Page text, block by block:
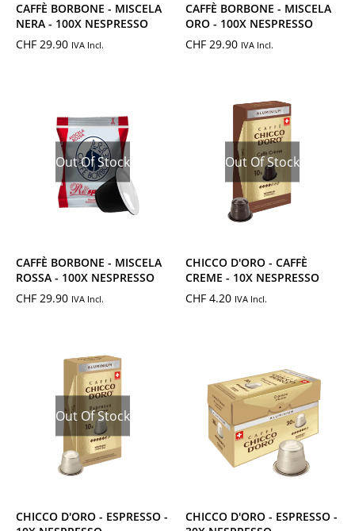
CAFFÈ BORBONE - MISCELA
NERA - 100X NESPRESSO
CHF 29.90 IVA Incl.
CAFFÈ BORBONE - MISCELA
ORO - 100X NESPRESSO
CHF 29.90 IVA Incl.
Out Of Stock
CAFFÈ BORBONE - MISCELA
ROSSA - 100X NESPRESSO
CHF 29.90 IVA Incl.
Out Of Stock
CHICCO D'ORO - CAFFÈ
CREME - 10X NESPRESSO
CHF 4.20 IVA Incl.
Out Of Stock
CHICCO D'ORO - ESPRESSO -
CHICCO D'ORO - ESPRESSO -